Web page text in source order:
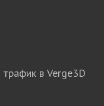
в Verge3D